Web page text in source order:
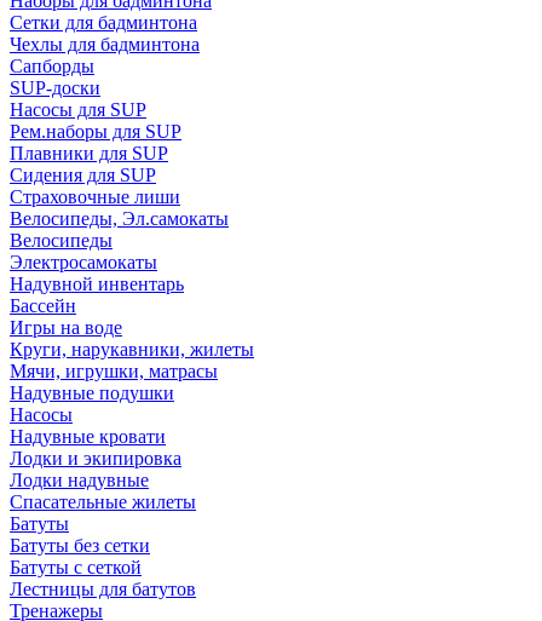
Сетки для бадминтона
Чехлы для бадминтона
Сапборды
SUP-доски
Насосы для SUP
Рем.наборы для SUP
Плавники для SUP
Сидения для SUP
Страховочные лиши
Велосипеды, Эл.самокаты
Велосипеды
Электросамокаты
Надувной инвентарь
Бассейн
Игры на воде
Круги, нарукавники, жилеты
Мячи, игрушки, матрасы
Надувные подушки
Насосы
Надувные кровати
Лодки и экипировка
Лодки надувные
Спасательные жилеты
Батуты
Батуты без сетки
Батуты с сеткой
Лестницы для батутов
Тренажеры